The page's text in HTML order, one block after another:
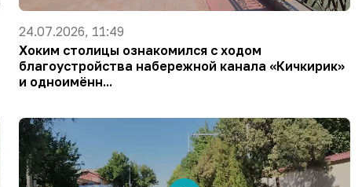
24.07.2026, 11:49
Хоким столицы ознакомился с ходом
благоустройства набережной канала «Кичкирик»
и одноимённ...